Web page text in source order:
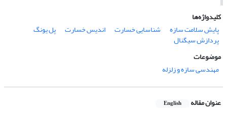
کلیدواژه‌ها
پایش سلامت سازه
شناسایی خسارت اندیس خسارت پل یونگ
پردازش سیگنال
موضوعات
مهندسی سازه و زلزله
عنوان مقاله English